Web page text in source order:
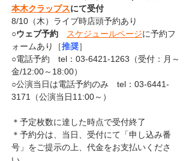
本木クラップスにて受付
8/10（木）ライブ時店頭予約あり
○ウェブ予約 スケジュールページに予約フ
ォームあり［推奨］
○電話予約　tel：03-6421-1263（受付：月～
金/12:00～18:00）
○公演当日は電話予約のみ　tel：03-6441-
3171（公演当日11:00～）
＊予定枚数に達した時点で受付終了
＊予約分は、当日、受付にて「申し込み番
号」をご提示の上、代金をお支払いくださ